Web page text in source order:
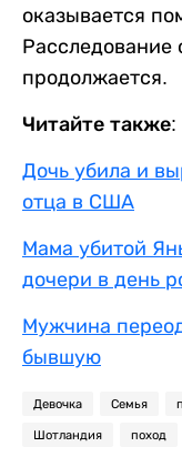
оказывается
Расследование
продолжается.
Читайте также:
Дочь убила и
отца в США
Мама убитой
дочери в день
Мужчина
бывшую
Девочка Семья
Шотландия поход